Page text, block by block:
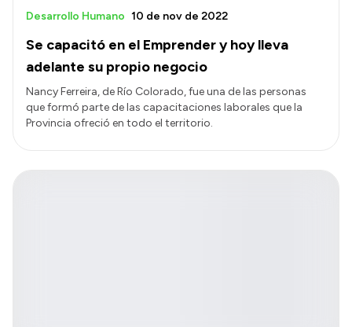
Se capacitó en el Emprender y hoy lleva
adelante su propio negocio
Desarrollo Humano 10 de nov de 2022
Nancy Ferreira, de Río Colorado, fue una de las personas
que formó parte de las capacitaciones laborales que la
Provincia ofreció en todo el territorio.